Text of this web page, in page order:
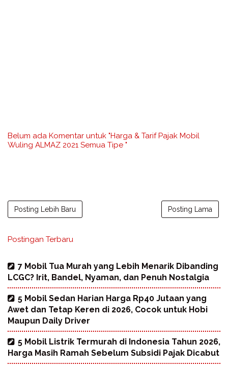
Belum ada Komentar untuk "Harga & Tarif Pajak Mobil
Wuling ALMAZ 2021 Semua Tipe "
Posting Lebih Baru Posting Lama
Postingan Terbaru
7 Mobil Tua Murah yang Lebih Menarik Dibanding
LCGC? Irit, Bandel, Nyaman, dan Penuh Nostalgia
5 Mobil Sedan Harian Harga Rp40 Jutaan yang
Awet dan Tetap Keren di 2026, Cocok untuk Hobi
Maupun Daily Driver
5 Mobil Listrik Termurah di Indonesia Tahun 2026,
Harga Masih Ramah Sebelum Subsidi Pajak Dicabut